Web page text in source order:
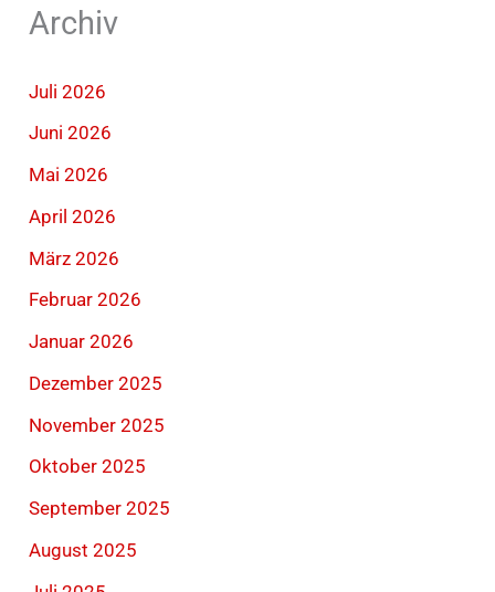
Archiv
Juli 2026
Juni 2026
Mai 2026
April 2026
März 2026
Februar 2026
Januar 2026
Dezember 2025
November 2025
Oktober 2025
September 2025
August 2025